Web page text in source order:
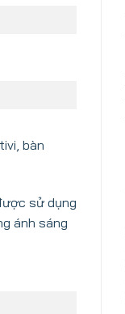
bàn
sử dụng
ánh sáng